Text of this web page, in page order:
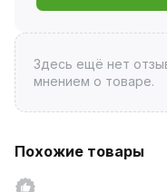
Здесь ещё нет
мнением о товаре.
Похожие товары